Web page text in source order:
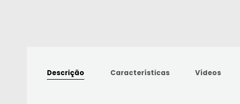
Descrição Características Vídeos